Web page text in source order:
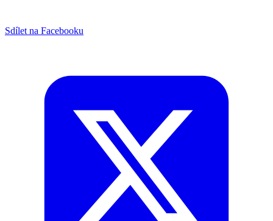
Sdílet na Facebooku